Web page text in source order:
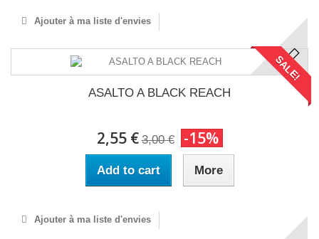
Ajouter à ma liste d'envies
SALE!
ASALTO A BLACK REACH
2,55 € 3,00 € -15%
Add to cart More
Ajouter à ma liste d'envies